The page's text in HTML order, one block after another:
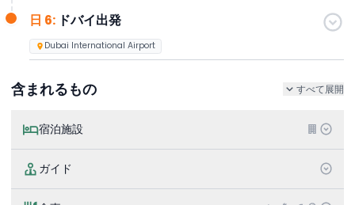
日 6: ドバイ出発
Dubai International Airport
含まれるもの すべて展開
宿泊施設
ガイド